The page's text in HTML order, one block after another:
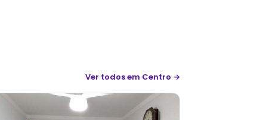
Ver todosem Centro →